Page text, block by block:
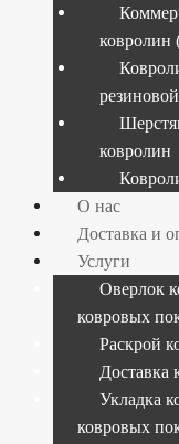
Текущий
Артикул:
О наличие и
телефонам:
+7 (967) 346-
ОСНОВНЫЕ
ковролин
О нас
Доставка и
Услуги
Оверлок
ковровых
Раскрой
Доставка
Укладка
ковровых